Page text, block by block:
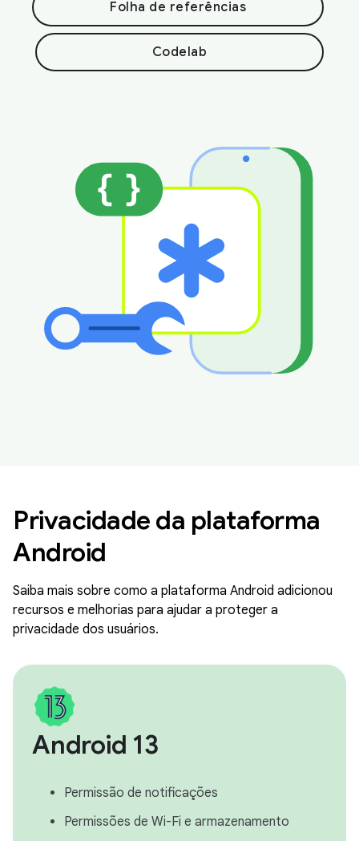
Folha de referências
Codelab
Privacidade da plataforma
Android
Saiba mais sobre como a plataforma Android adicionou
recursos e melhorias para ajudar a proteger a
privacidade dos usuários.
Android 13
Permissão de notificações
Permissões de Wi-Fi e armazenamento